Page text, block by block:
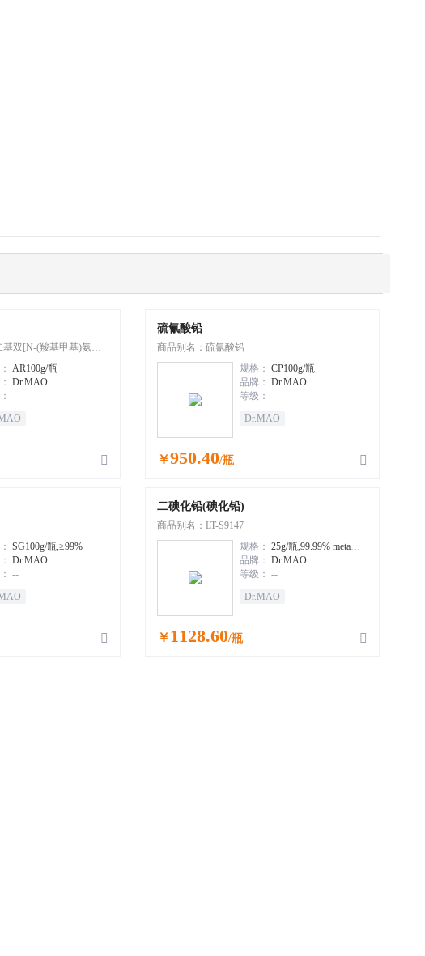
基双[N-(羧基甲基)氨基
AR100g/瓶
Dr.MAO
--

硫氰酸铅
商品别名：硫氰酸铅
规格： CP100g/瓶
品牌： Dr.MAO
等级： --
Dr.MAO
￥950.40/瓶 
SG100g/瓶,≥99%
Dr.MAO
--

二碘化铅(碘化铅)
商品别名：LT-S9147
规格： 25g/瓶,99.99% metals basis
品牌： Dr.MAO
等级： --
Dr.MAO
￥1128.60/瓶 